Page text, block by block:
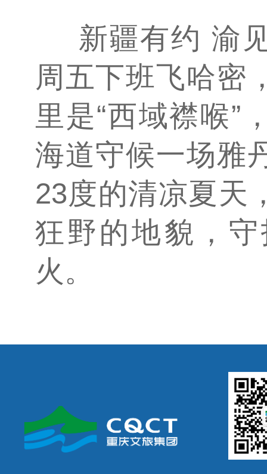
新疆有约 渝
周五下班飞哈密
里是“西域襟喉”
海道守候一场雅
23度的清凉夏天
狂野的地貌，
火。